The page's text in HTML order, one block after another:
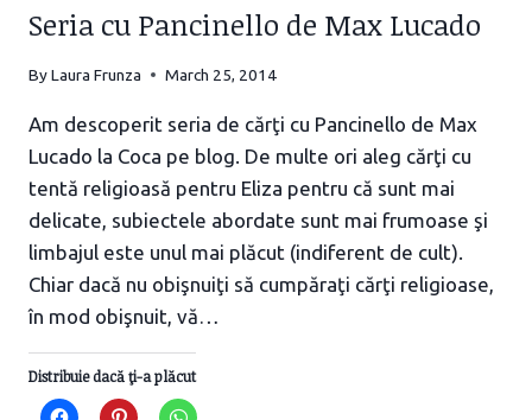
Seria cu Pancinello de Max Lucado
ByLaura Frunza March 25, 2014
Am descoperit seria de cărţi cu Pancinello de Max
Lucado la Coca pe blog. De multe ori aleg cărţi cu
tentă religioasă pentru Eliza pentru că sunt mai
delicate, subiectele abordate sunt mai frumoase şi
limbajul este unul mai plăcut (indiferent de cult).
Chiar dacă nu obişnuiţi să cumpăraţi cărţi religioase,
în mod obişnuit, vă…
Distribuie dacă ţi-a plăcut